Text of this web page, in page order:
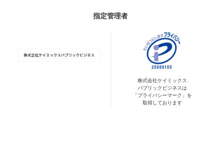
指定管理者
株式会社ケイミックス
パブリックビジネスは
「プライバシーマーク」を
取得しております